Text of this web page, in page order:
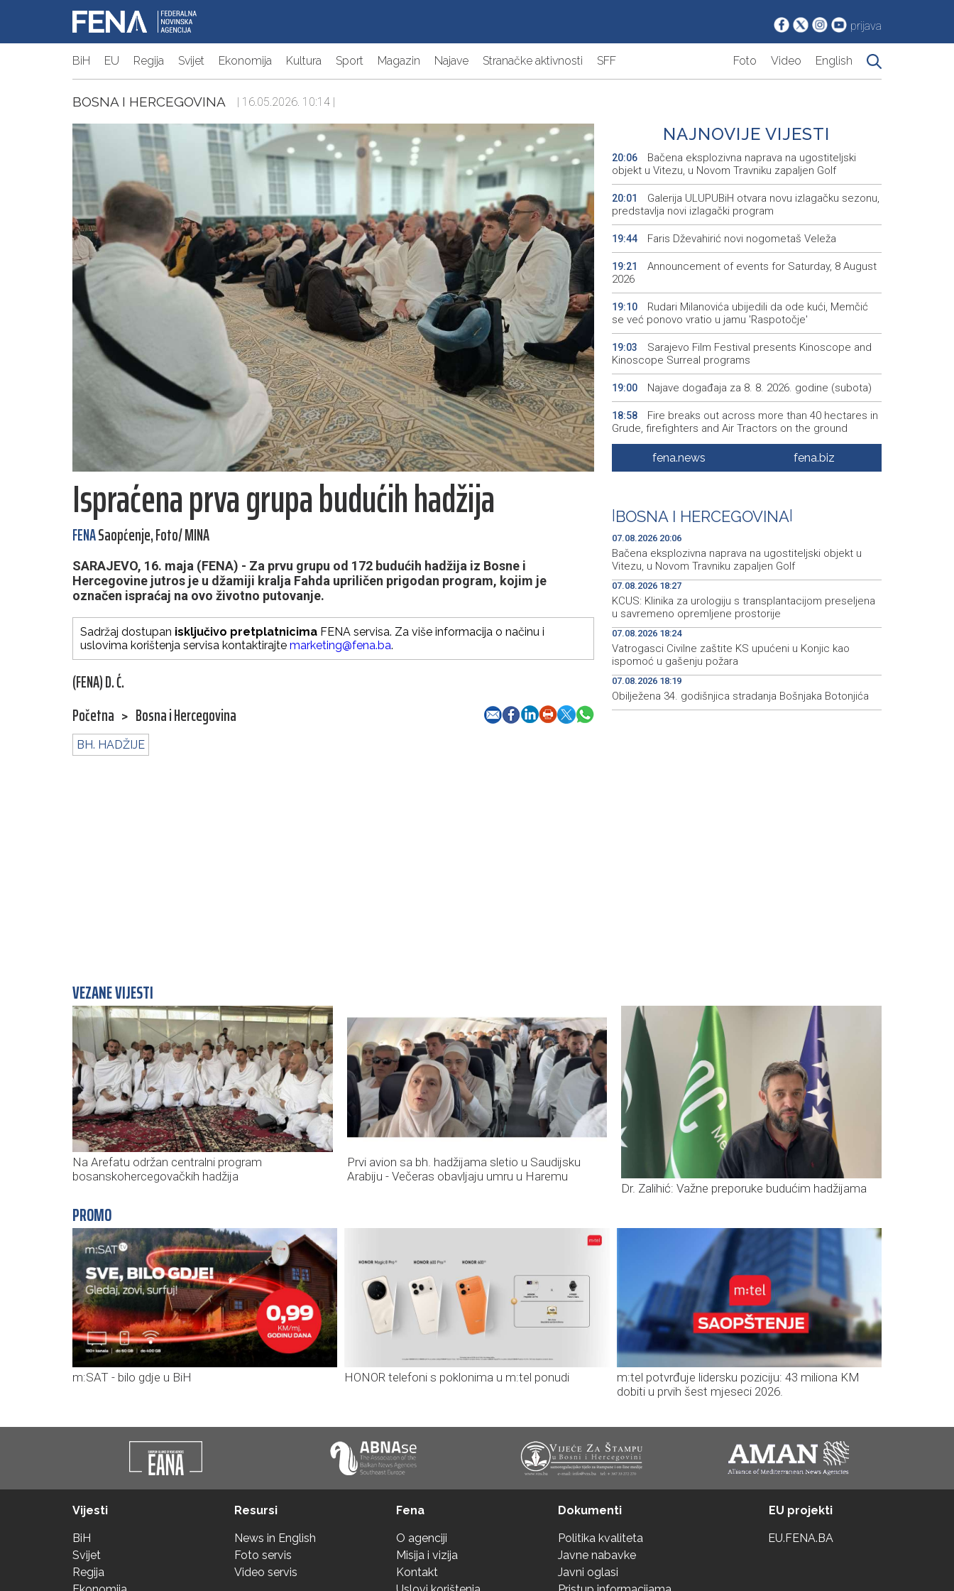
prijava
BiH EU Regija Svijet Ekonomija Kultura Sport Magazin Najave Stranačke aktivnosti SFF Foto Video English
BOSNA I HERCEGOVINA | 16.05.2026. 10:14 |
Ispraćena prva grupa budućih hadžija
FENASaopćenje, Foto/ MINA
SARAJEVO, 16. maja (FENA) - Za prvu grupu od 172 budućih hadžija iz Bosne i
Hercegovine jutros je u džamiji kralja Fahda upriličen prigodan program, kojim je
označen ispraćaj na ovo životno putovanje.
Sadržaj dostupan isključivo pretplatnicima FENA servisa. Za više informacija o načinu i
uslovima korištenja servisa kontaktirajte marketing@fena.ba.
(FENA) D. Ć.
Početna > Bosna i Hercegovina
BH. HADŽIJE
NAJNOVIJE VIJESTI
20:06
Bačena eksplozivna naprava na ugostiteljski
objekt u Vitezu, u Novom Travniku zapaljen Golf
20:01
Galerija ULUPUBiH otvara novu izlagačku sezonu,
predstavlja novi izlagački program
19:44 Faris Dževahirić novi nogometaš Veleža
19:21
Announcement of events for Saturday, 8 August
2026
19:10
Rudari Milanovića ubijedili da ode kući, Memčić
se već ponovo vratio u jamu 'Raspotočje'
19:03
Sarajevo Film Festival presents Kinoscope and
Kinoscope Surreal programs
19:00 Najave događaja za 8. 8. 2026. godine (subota)
18:58
Fire breaks out across more than 40 hectares in
Grude, firefighters and Air Tractors on the ground
Zelenski doputovao u Beograd, sutra sastanak s
Vučićem
Konjic, third expected on Saturday
fena.news fena.biz
BOSNA I HERCEGOVINA
07.08.2026 20:06
Bačena eksplozivna naprava na ugostiteljski objekt u
Vitezu, u Novom Travniku zapaljen Golf
07.08.2026 18:27
KCUS: Klinika za urologiju s transplantacijom preseljena
u savremeno opremljene prostorije
07.08.2026 18:24
Vatrogasci Civilne zaštite KS upućeni u Konjic kao
ispomoć u gašenju požara
07.08.2026 18:19
Obilježena 34. godišnjica stradanja Bošnjaka Botonjića
VEZANE VIJESTI
Na Arefatu održan centralni program
bosanskohercegovačkih hadžija
Prvi avion sa bh. hadžijama sletio u Saudijsku
Arabiju - Večeras obavljaju umru u Haremu
Dr. Zalihić: Važne preporuke budućim hadžijama
PROMO
m:SAT - bilo gdje u BiH HONOR telefoni s poklonima u m:tel ponudi
m:tel potvrđuje lidersku poziciju: 43 miliona KM
dobiti u prvih šest mjeseci 2026.
Vijesti
BiH
Svijet
Regija
Resursi
News in English
Foto servis
Video servis
Fena
O agenciji
Misija i vizija
Kontakt
Dokumenti
Politika kvaliteta
Javne nabavke
Javni oglasi
EU projekti
EU.FENA.BA